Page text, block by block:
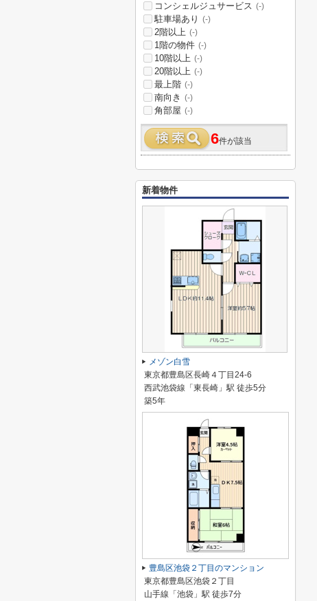
コンシェルジュサービス (-)
駐車場あり (-)
2階以上 (-)
1階の物件 (-)
10階以上 (-)
20階以上 (-)
最上階 (-)
南向き (-)
角部屋 (-)
6件が該当
新着物件
メゾン白雪
東京都豊島区長崎４丁目24-6
西武池袋線「東長崎」駅 徒歩5分
築5年
豊島区池袋２丁目のマンション
東京都豊島区池袋２丁目
山手線「池袋」駅 徒歩7分